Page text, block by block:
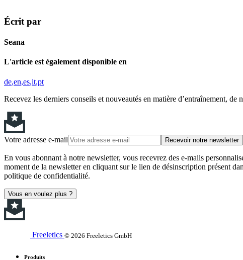
Écrit par
Seana
L'article est également disponible en
de en es it pt
Recevez les derniers conseils et nouveautés en matière d’entraînement, de
Votre adresse e-mail Recevoir notre newsletter
En vous abonnant à notre newsletter, vous recevrez des e-mails
moment de la newsletter en cliquant sur le lien de désinscription présent
politique de confidentialité.
Vous en voulez plus ?
Freeletics © 2026 Freeletics GmbH
Produits